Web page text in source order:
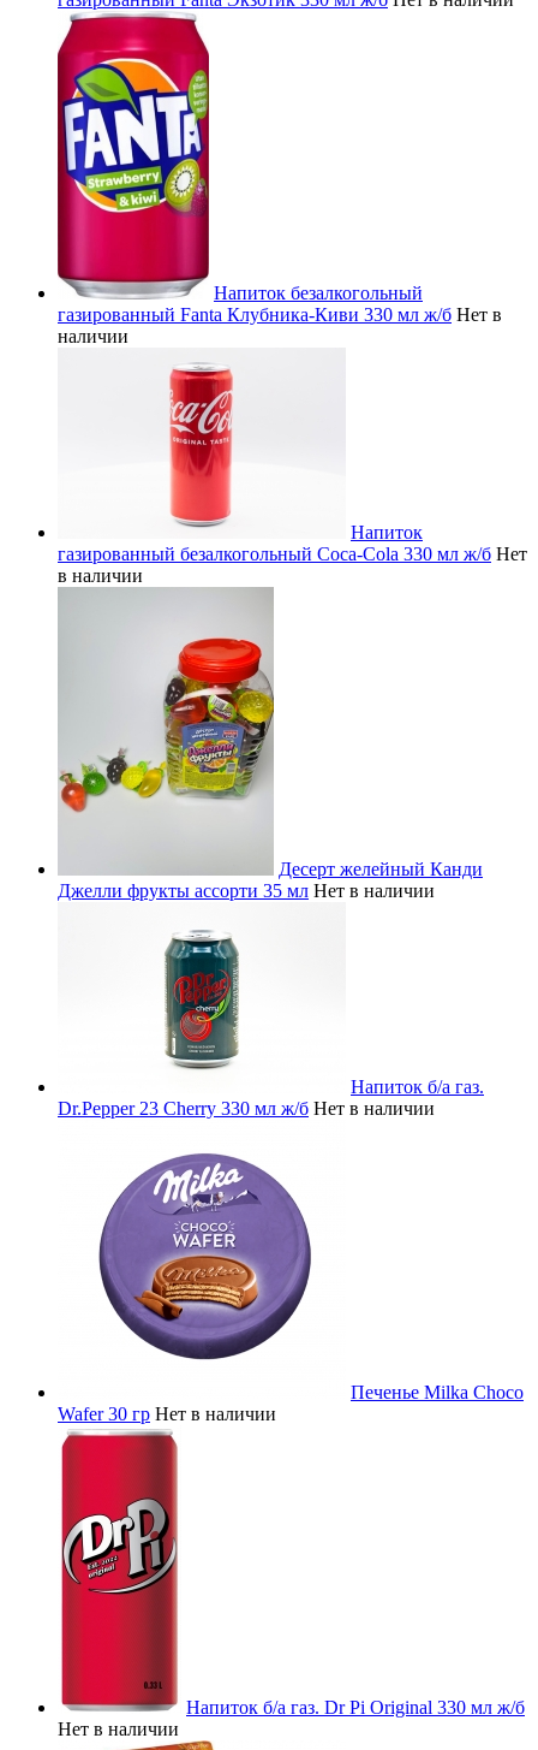
Напиток безалкогольный
газированный Fanta Клубника-Киви 330 мл ж/б Нет в
наличии
Напиток
газированный безалкогольный Coca-Cola 330 мл ж/б Нет
в наличии
Десерт желейный Канди
Джелли фрукты ассорти 35 мл Нет в наличии
Напиток б/а газ.
Dr.Pepper 23 Cherry 330 мл ж/б Нет в наличии
Печенье Milka Choco
Wafer 30 гр Нет в наличии
Напиток б/а газ. Dr Pi Original 330 мл ж/б
Нет в наличии